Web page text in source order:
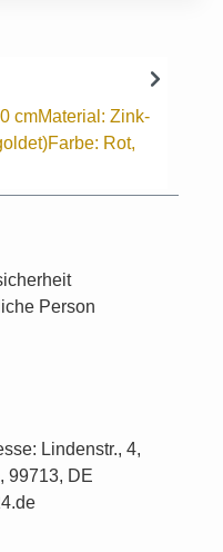
cmMaterial: Zink-
Rot,
Person
Lindenstr., 4,
99713, DE